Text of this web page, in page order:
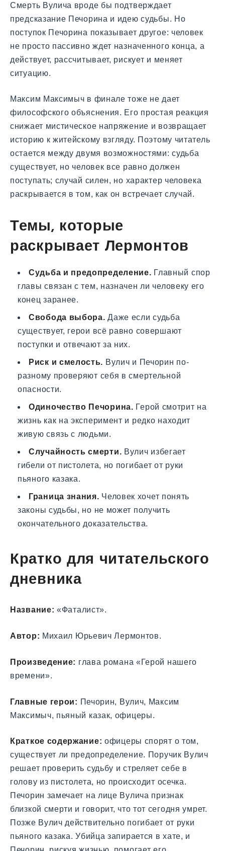
Смерть Вулича вроде бы подтверждает
предсказание Печорина и идею судьбы. Но
поступок Печорина показывает другое: человек
не просто пассивно ждет назначенного конца, а
действует, рассчитывает, рискует и меняет
ситуацию.
Максим Максимыч в финале тоже не дает
философского объяснения. Его простая реакция
снижает мистическое напряжение и возвращает
историю к житейскому взгляду. Поэтому читатель
остается между двумя возможностями: судьба
существует, но человек все равно должен
поступать; случай силен, но характер человека
раскрывается в том, как он встречает случай.
Темы, которые
раскрывает Лермонтов
Судьба и предопределение. Главный спор
главы связан с тем, назначен ли человеку его
конец заранее.
Свобода выбора. Даже если судьба
существует, герои всё равно совершают
поступки и отвечают за них.
Риск и смелость. Вулич и Печорин по-
разному проверяют себя в смертельной
опасности.
Одиночество Печорина. Герой смотрит на
жизнь как на эксперимент и редко находит
живую связь с людьми.
Случайность смерти. Вулич избегает
гибели от пистолета, но погибает от руки
пьяного казака.
Граница знания. Человек хочет понять
законы судьбы, но не может получить
окончательного доказательства.
Кратко для читательского
дневника
Название: «Фаталист».
Автор: Михаил Юрьевич Лермонтов.
Произведение: глава романа «Герой нашего
времени».
Главные герои: Печорин, Вулич, Максим
Максимыч, пьяный казак, офицеры.
Краткое содержание: офицеры спорят о том,
существует ли предопределение. Поручик Вулич
решает проверить судьбу и стреляет себе в
голову из пистолета, но происходит осечка.
Печорин замечает на лице Вулича признак
близкой смерти и говорит, что тот сегодня умрет.
Позже Вулич действительно погибает от руки
пьяного казака. Убийца запирается в хате, и